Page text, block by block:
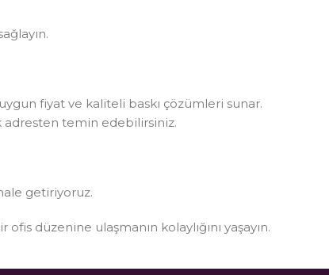
fiyat ve kaliteli baskı çözümleri sunar.
adresten temin edebilirsiniz.
getiriyoruz.
ofis düzenine ulaşmanın kolaylığını yaşayın.